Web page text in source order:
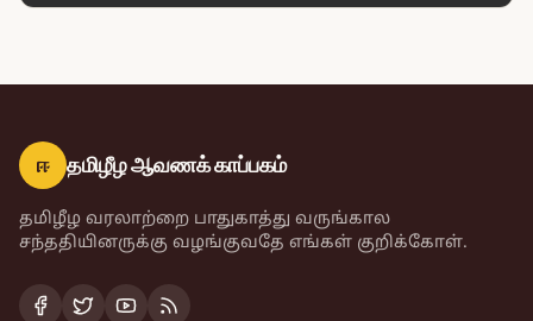
ஈ தமிழீழ ஆவணக் காப்பகம்
தமிழீழ வரலாற்றை பாதுகாத்து வருங்கால
சந்ததியினருக்கு வழங்குவதே எங்கள் குறிக்கோள்.